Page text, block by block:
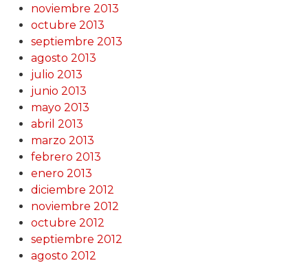
noviembre 2013
octubre 2013
septiembre 2013
agosto 2013
julio 2013
junio 2013
mayo 2013
abril 2013
marzo 2013
febrero 2013
enero 2013
diciembre 2012
noviembre 2012
octubre 2012
septiembre 2012
agosto 2012